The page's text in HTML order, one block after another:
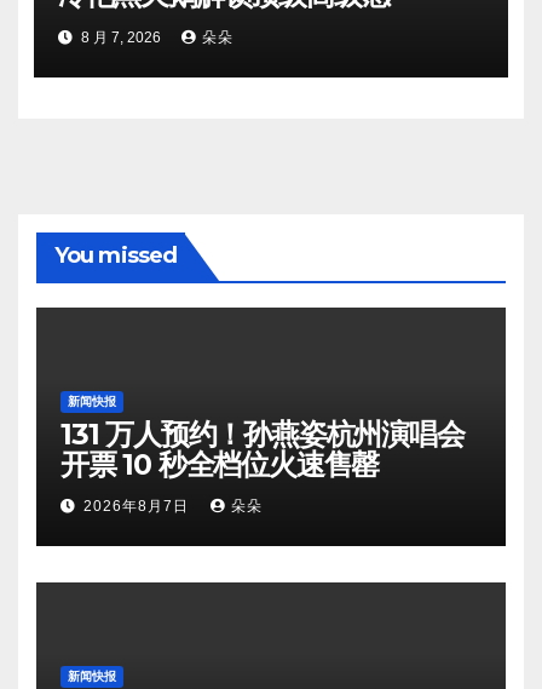
8 月 7, 2026 朵朵
You missed
新闻快报
131 万人预约！孙燕姿杭州演唱会
开票 10 秒全档位火速售罄
2026年8月7日 朵朵
新闻快报